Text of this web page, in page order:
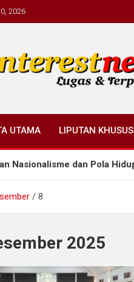
2026
UTAMA LIPUTAN KHUSUS
dan Pola Hidup Sehat
8
2025